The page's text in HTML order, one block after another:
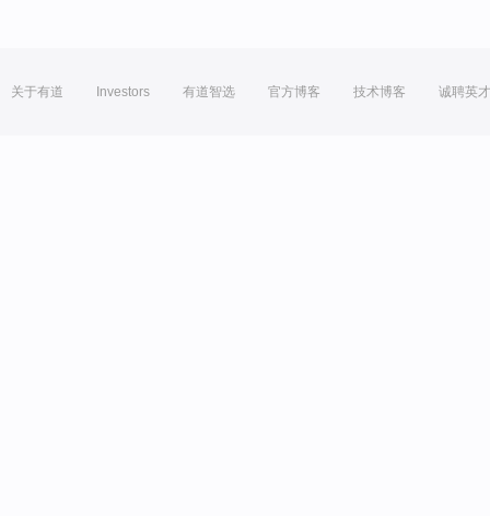
关于有道 Investors 有道智选 官方博客 技术博客 诚聘英才